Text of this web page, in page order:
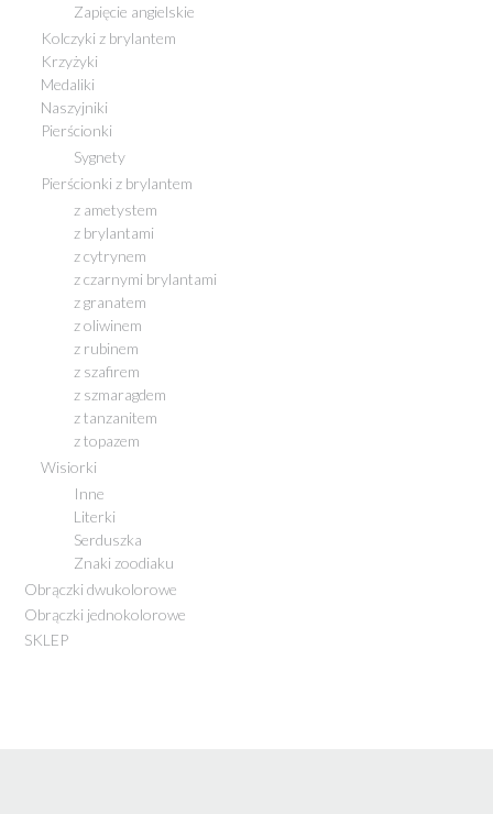
Zapięcie angielskie
Kolczyki z brylantem
Krzyżyki
Medaliki
Naszyjniki
Pierścionki
Sygnety
Pierścionki z brylantem
z ametystem
z brylantami
z cytrynem
z czarnymi brylantami
z granatem
z oliwinem
z rubinem
z szafirem
z szmaragdem
z tanzanitem
z topazem
Wisiorki
Inne
Literki
Serduszka
Znaki zoodiaku
Obrączki dwukolorowe
Obrączki jednokolorowe
SKLEP